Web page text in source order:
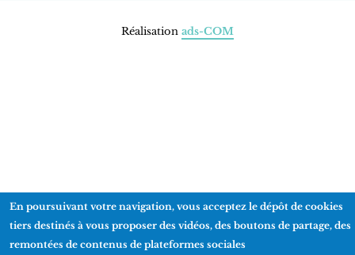
Réalisation ads-COM
En poursuivant votre navigation, vous acceptez le dépôt de cookies
tiers destinés à vous proposer des vidéos, des boutons de partage, des
remontées de contenus de plateformes sociales